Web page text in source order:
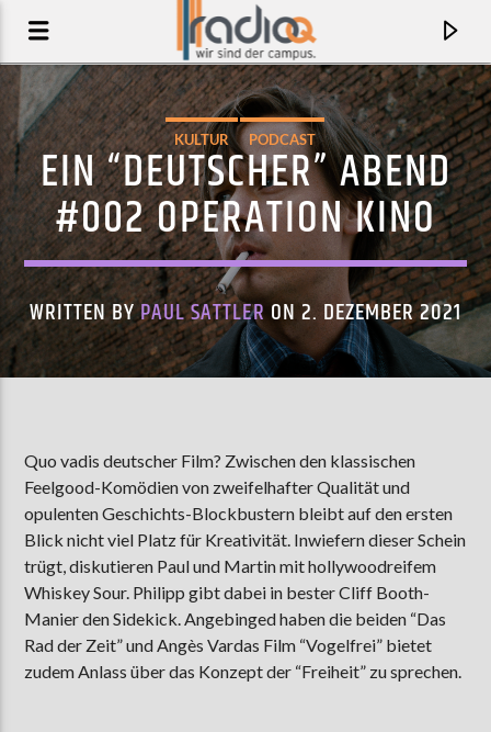
THE SUN AND THE RAIN
KITTY LIV
AKTUELLE SENDUNG
MOEBIUS
12:00 18:00
KULTUR PODCAST
EIN “DEUTSCHER” ABEND
#002 OPERATION KINO
WRITTEN BYPAUL SATTLER ON 2. DEZEMBER 2021
Quo vadis deutscher Film? Zwischen den klassischen
Feelgood-Komödien von zweifelhafter Qualität und
opulenten Geschichts-Blockbustern bleibt auf den ersten
Blick nicht viel Platz für Kreativität. Inwiefern dieser Schein
trügt, diskutieren Paul und Martin mit hollywoodreifem
Whiskey Sour. Philipp gibt dabei in bester Cliff Booth-
Manier den Sidekick. Angebinged haben die beiden “Das
Rad der Zeit” und Angès Vardas Film “Vogelfrei” bietet
zudem Anlass über das Konzept der “Freiheit” zu sprechen.